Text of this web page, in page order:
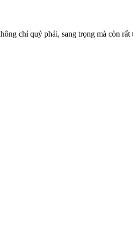
chỉ quý phái, sang trọng mà còn rất